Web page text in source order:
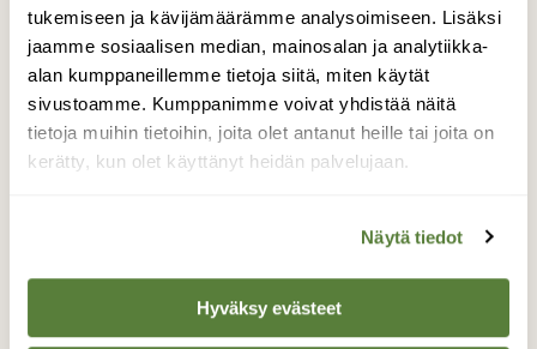
tukemiseen ja kävijämäärämme analysoimiseen. Lisäksi
jaamme sosiaalisen median, mainosalan ja analytiikka-
alan kumppaneillemme tietoja siitä, miten käytät
sivustoamme. Kumppanimme voivat yhdistää näitä
tietoja muihin tietoihin, joita olet antanut heille tai joita on
kerätty, kun olet käyttänyt heidän palvelujaan.
Näytä tiedot
Hyväksy evästeet
Herkkutatti
Komea ja hyvännäköinen
TAKAISIN LISTAAN